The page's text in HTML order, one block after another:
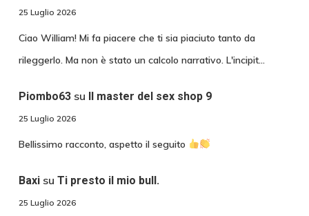
25 Luglio 2026
Ciao William! Mi fa piacere che ti sia piaciuto tanto da
rileggerlo. Ma non è stato un calcolo narrativo. L'incipit…
Piombo63su Il master del sex shop 9
25 Luglio 2026
Bellissimo racconto, aspetto il seguito
Baxisu Ti presto il mio bull.
25 Luglio 2026